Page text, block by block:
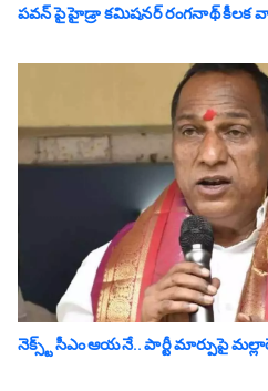
పవన్ పై హైడ్రా కమిషనర్ రంగనాథ్ కీలక
నెక్స్ట్ సీఎం ఆయనే.. పార్టీ మార్పుపై